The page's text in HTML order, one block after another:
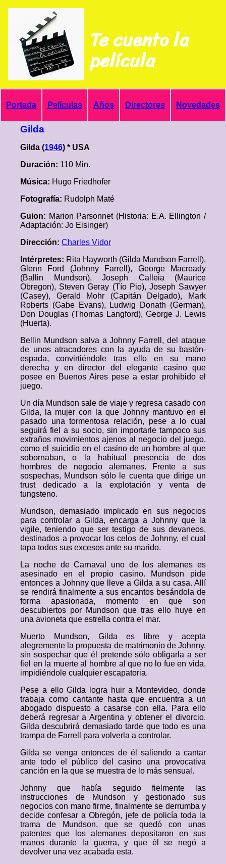
Te cuento la
película
Portada Películas Años Directores Novedades
Gilda
Gilda (1946) * USA
Duración: 110 Min.
Música: Hugo Friedhofer
Fotografía: Rudolph Maté
Guion: Marion Parsonnet (Historia: E.A. Ellington /
Adaptación: Jo Eisinger)
Dirección: Charles Vidor
Intérpretes: Rita Hayworth (Gilda Mundson Farrell),
Glenn Ford (Johnny Farrell), George Macready
(Ballin Mundson), Joseph Calleia (Maurice
Obregon), Steven Geray (Tío Pio), Joseph Sawyer
(Casey), Gerald Mohr (Capitán Delgado), Mark
Roberts (Gabe Evans), Ludwig Donath (German),
Don Douglas (Thomas Langford), George J. Lewis
(Huerta).
Bellin Mundson salva a Johnny Farrell, del ataque
de unos atracadores con la ayuda de su bastón-
espada, convirtiéndole tras ello en su mano
derecha y en director del elegante casino que
posee en Buenos Aires pese a estar prohibido el
juego.
Un día Mundson sale de viaje y regresa casado con
Gilda, la mujer con la que Johnny mantuvo en el
pasado una tormentosa relación, pese a lo cual
seguirá fiel a su socio, sin importarle tampoco sus
extraños movimientos ajenos al negocio del juego,
como el suicidio en el casino de un hombre al que
sobornaban, o la habitual presencia de dos
hombres de negocio alemanes. Frente a sus
sospechas, Mundson sólo le cuenta que dirige un
trust dedicado a la explotación y venta de
tungsteno.
Mundson, demasiado implicado en sus negocios
para controlar a Gilda, encarga a Johnny que la
vigile, teniendo que ser testigo de sus devaneos,
destinados a provocar los celos de Johnny, el cual
tapa todos sus excesos ante su marido.
La noche de Carnaval uno de los alemanes es
asesinado en el propio casino. Mundson pide
entonces a Johnny que lleve a Gilda a su casa. Allí
se rendirá finalmente a sus encantos besándola de
forma apasionada, momento en que son
descubiertos por Mundson que tras ello huye en
una avioneta que estrella contra el mar.
Muerto Mundson, Gilda es libre y acepta
alegremente la propuesta de matrimonio de Johnny,
sin sospechar que él pretende sólo obligarla a ser
fiel en la muerte al hombre al que no lo fue en vida,
impidiéndole cualquier escapatoria.
Pese a ello Gilda logra huir a Montevideo, donde
trabaja como cantante hasta que encuentra a un
abogado dispuesto a casarse con ella. Para ello
deberá regresar a Argentina y obtener el divorcio.
Gilda descubrirá demasiado tarde que todo es una
trampa de Farrell para volverla a controlar.
Gilda se venga entonces de él saliendo a cantar
ante todo el público del casino una provocativa
canción en la que se muestra de lo más sensual.
Johnny que había seguido fielmente las
instrucciones de Mundson y gestionado sus
negocios con mano firme, finalmente se derrumba y
decide confesar a Obregón, jefe de policía toda la
trama de Mundson, que se quedó con unas
patentes que los alemanes depositaron en sus
manos durante la guerra, y que él se negó a
devolver una vez acabada esta.